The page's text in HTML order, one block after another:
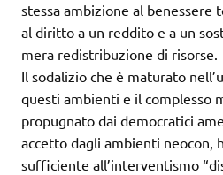
stessa ambizione al benessere
al diritto a un reddito e a un
mera redistribuzione di risorse.
Il sodalizio che è maturato
questi ambienti e il complesso
propugnato dai democratici
accetto dagli ambienti neocon,
sufficiente all’interventismo